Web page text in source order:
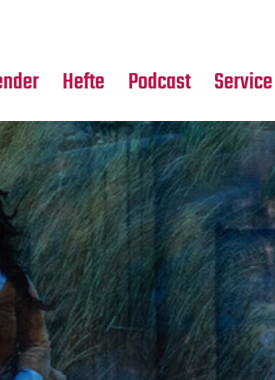
Hefte Podcast Service